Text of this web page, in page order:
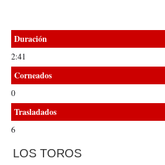
Duración
2:41
Corneados
0
Trasladados
6
LOS TOROS